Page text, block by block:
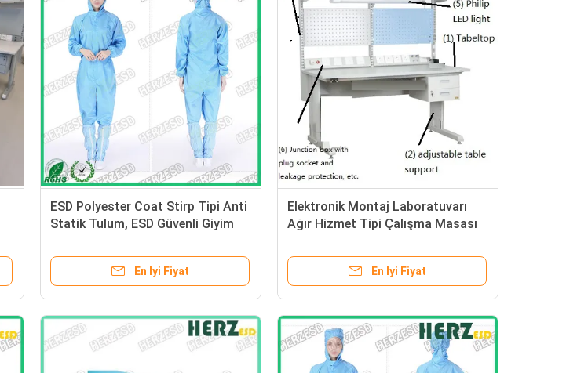
ESD Polyester Coat Stirp Tipi Anti
Statik Tulum, ESD Güvenli Giyim
En Iyi Fiyat
Elektronik Montaj Laboratuvarı
Ağır Hizmet Tipi Çalışma Masası
Ayarlanabilir Endüstriyel ESD
En Iyi Fiyat